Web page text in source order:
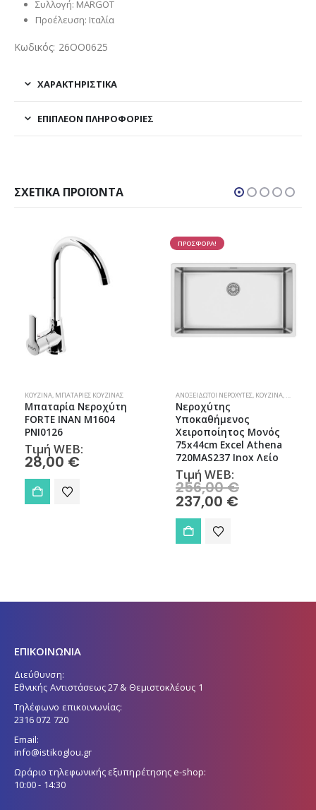
Συλλογή: MARGOT
Προέλευση: Ιταλία
Κωδικός: 26OO0625
ΧΑΡΑΚΤΗΡΙΣΤΙΚΑ
ΕΠΙΠΛΈΟΝ ΠΛΗΡΟΦΟΡΊΕΣ
ΣΧΕΤΙΚΆ ΠΡΟΪΌΝΤΑ
ΚΟΥΖΊΝΑ, ΜΠΑΤΑΡΊΕΣ ΚΟΥΖΊΝΑΣ
Μπαταρία Νεροχύτη
FORTE ΙΝΑΝ M1604
PNI0126
Τιμή WEB:
28,00 €
ΠΡΟΣΦΟΡΑ!
ΑΝΟΞΕΊΔΩΤΟΙ ΝΕΡΟΧΎΤΕΣ, ΚΟΥΖΊΝΑ,
Νεροχύτης
Υποκαθήμενος
Χειροποίητος Μονός
75x44cm Excel Athena
720MAS237 Inox Λείο
Τιμή WEB:
256,00€
237,00 €Η
ΕΠΙΚΟΙΝΩΝΙΑ
Διεύθυνση:
Εθνικής Αντιστάσεως 27 & Θεμιστοκλέους 1
Τηλέφωνο επικοινωνίας:
2316 072 720
Email:
info@istikoglou.gr
Ωράριο τηλεφωνικής εξυπηρέτησης e-shop:
10:00 - 14:30